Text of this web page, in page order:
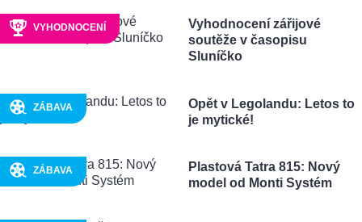
VYHODNOCENÍ
Vyhodnocení zářijové
soutěže v časopisu
Sluníčko
ZÁBAVA
Opět v Legolandu: Letos to
je mytické!
ZÁBAVA
Plastová Tatra 815: Nový
model od Monti Systém